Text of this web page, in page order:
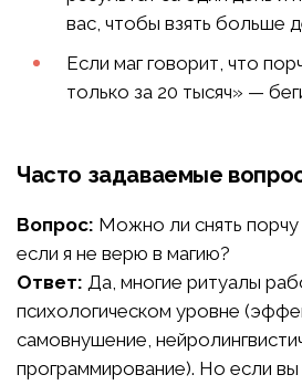
вас, чтобы взять больше
Если маг говорит, что
только за 20 тысяч» —
Часто задаваемые
Вопрос: Можно ли снять
если я не верю в магию?
Ответ: Да, многие ритуалы
психологическом уровне
самовнушение,
программирование). Но если